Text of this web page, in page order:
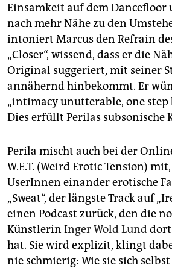
Einsamkeit auf dem Dancefloor
nach mehr Nähe zu den
intoniert Marcus den Refrain
„Closer“, wissend, dass er die
Original suggeriert, mit seiner
annähernd hinbekommt. Er
„intimacy unutterable, one step
Dies erfüllt Perilas subsonische
Perila mischt auch bei der
W.E.T. (Weird Erotic Tension)
UserInnen einander erotische
„Sweat“, der längste Track auf
einen Pod­cast zurück, den die
Künstlerin Inger Wold Lunddort
hat. Sie wird explizit, klingt
nie schmierig: Wie sie sich